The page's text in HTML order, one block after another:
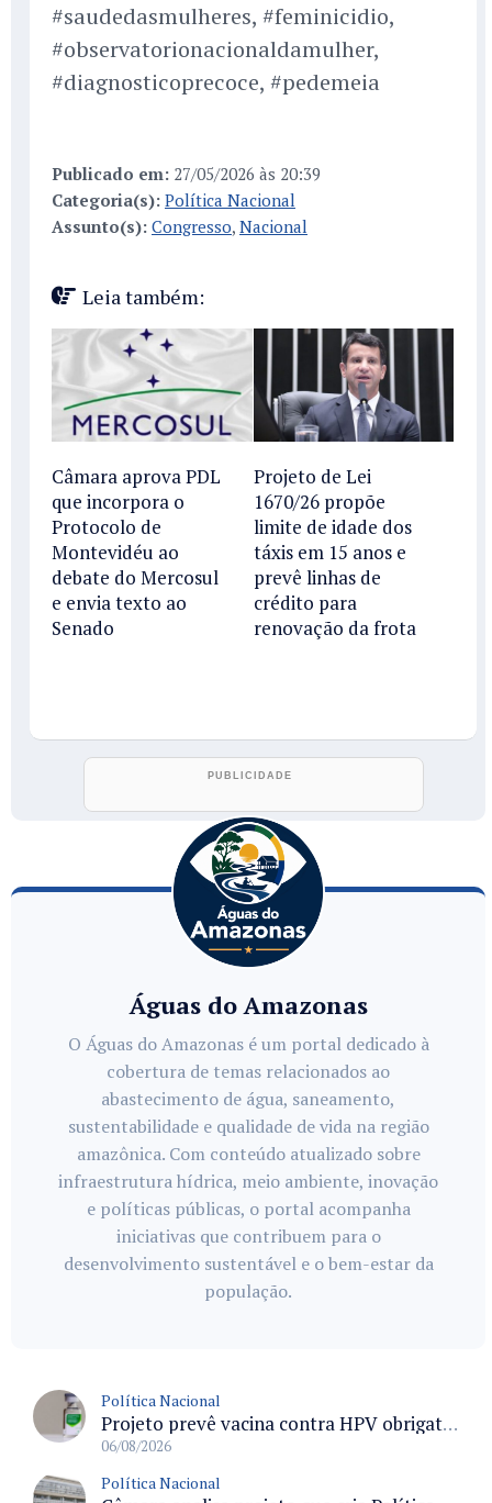
#saudedasmulheres, #feminicidio,
#observatorionacionaldamulher,
#diagnosticoprecoce, #pe­demeia
Publicado em: 27/05/2026 às 20:39
Categoria(s): Política Nacional
Assunto(s): Congresso, Nacional
Leia também:
Câmara aprova PDL
que incorpora o
Protocolo de
Montevidéu ao
debate do Mercosul
e envia texto ao
Senado
Projeto de Lei
1670/26 propõe
limite de idade dos
táxis em 15 anos e
prevê linhas de
crédito para
renovação da frota
Águas do Amazonas
O Águas do Amazonas é um portal dedicado à
cobertura de temas relacionados ao
abastecimento de água, saneamento,
sustentabilidade e qualidade de vida na região
amazônica. Com conteúdo atualizado sobre
infraestrutura hídrica, meio ambiente, inovação
e políticas públicas, o portal acompanha
iniciativas que contribuem para o
desenvolvimento sustentável e o bem-estar da
população.
Política Nacional
Projeto prevê vacina contra HPV obrigatória e testes moleculares para rastreamento do câncer do colo do útero
06/08/2026
Política Nacional